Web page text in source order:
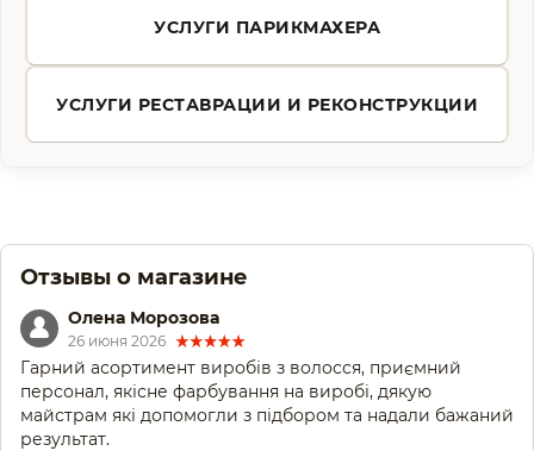
УСЛУГИ ПАРИКМАХЕРА
УСЛУГИ РЕСТАВРАЦИИ И РЕКОНСТРУКЦИИ
Отзывы о магазине
Олена Морозова
26 июня 2026
Гарний асортимент виробів з волосся, приємний
персонал, якісне фарбування на виробі, дякую
майстрам які допомогли з підбором та надали бажаний
результат.